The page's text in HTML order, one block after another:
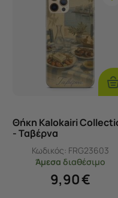
Θήκη Kalokairi
- Ταβέρνα
Κωδικός: FRG23603
Άμεσα διαθέσιμο
9,90€